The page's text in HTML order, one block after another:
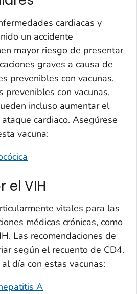
cardiacas y
un accidente
mayor riesgo de presentar
graves a causa de
prevenibles con vacunas.
prevenibles con vacunas,
incluso aumentar el
cardiaco. Asegúrese
vacuna:
el VIH
vitales para las
médicas crónicas, como
Las recomendaciones de
según el recuento de CD4.
día con estas vacunas:
A